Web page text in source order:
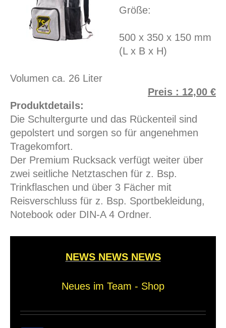
Größe:
500 x 350 x 150 mm
(L x B x H)
Volumen ca. 26 Liter
Preis : 12,00 €
Produktdetails:
Die Schultergurte und das Rückenteil sind
gepolstert und sorgen so für angenehmen
Tragekomfort.
Der Premium Rucksack verfügt weiter über
zwei seitliche Netztaschen für z. Bsp.
Trinkflaschen und über 3 Fächer mit
Reisverschluss für z. Bsp. Sportbekleidung,
Notebook oder DIN-A 4 Ordner.
NEWS NEWS NEWS
Neues im Team - Shop